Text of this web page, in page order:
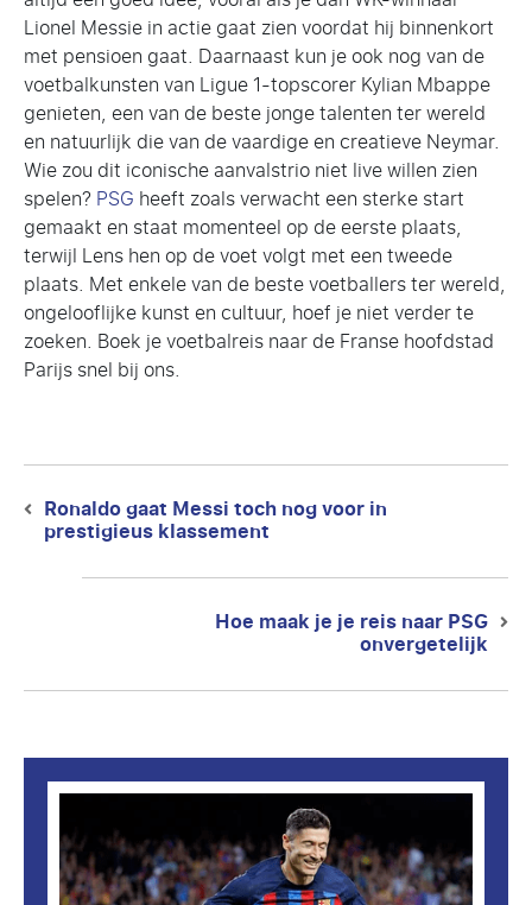
Lionel Messie in actie gaat zien voordat hij binnenkort
met pensioen gaat. Daarnaast kun je ook nog van de
voetbalkunsten van Ligue 1-topscorer Kylian Mbappe
genieten, een van de beste jonge talenten ter wereld
en natuurlijk die van de vaardige en creatieve Neymar.
Wie zou dit iconische aanvalstrio niet live willen zien
spelen? PSG heeft zoals verwacht een sterke start
gemaakt en staat momenteel op de eerste plaats,
terwijl Lens hen op de voet volgt met een tweede
plaats. Met enkele van de beste voetballers ter wereld,
ongelooflijke kunst en cultuur, hoef je niet verder te
zoeken. Boek je voetbalreis naar de Franse hoofdstad
Parijs snel bij ons.
Berichtnavigatie
Previous
post:
Ronaldo gaat Messi toch nog voor in
prestigieus klassement
Hoe maak je je reis naar PSG
onvergetelijk